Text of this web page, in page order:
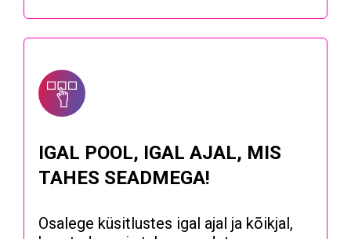
IGAL POOL, IGAL AJAL, MIS
TAHES SEADMEGA!
Osalege küsitlustes igal ajal ja kõikjal,